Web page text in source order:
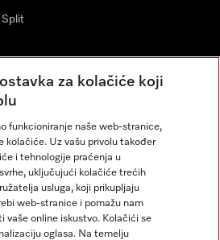
za kolačiće koji
funkcioniranje naše web-stranice,
kolačiće. Uz vašu privolu također
i tehnologije praćenja u
uključujući kolačiće trećih
usluga, koji prikupljaju
web-stranice i pomažu nam
vaše online iskustvo. Kolačići se
oglasa. Na temelju